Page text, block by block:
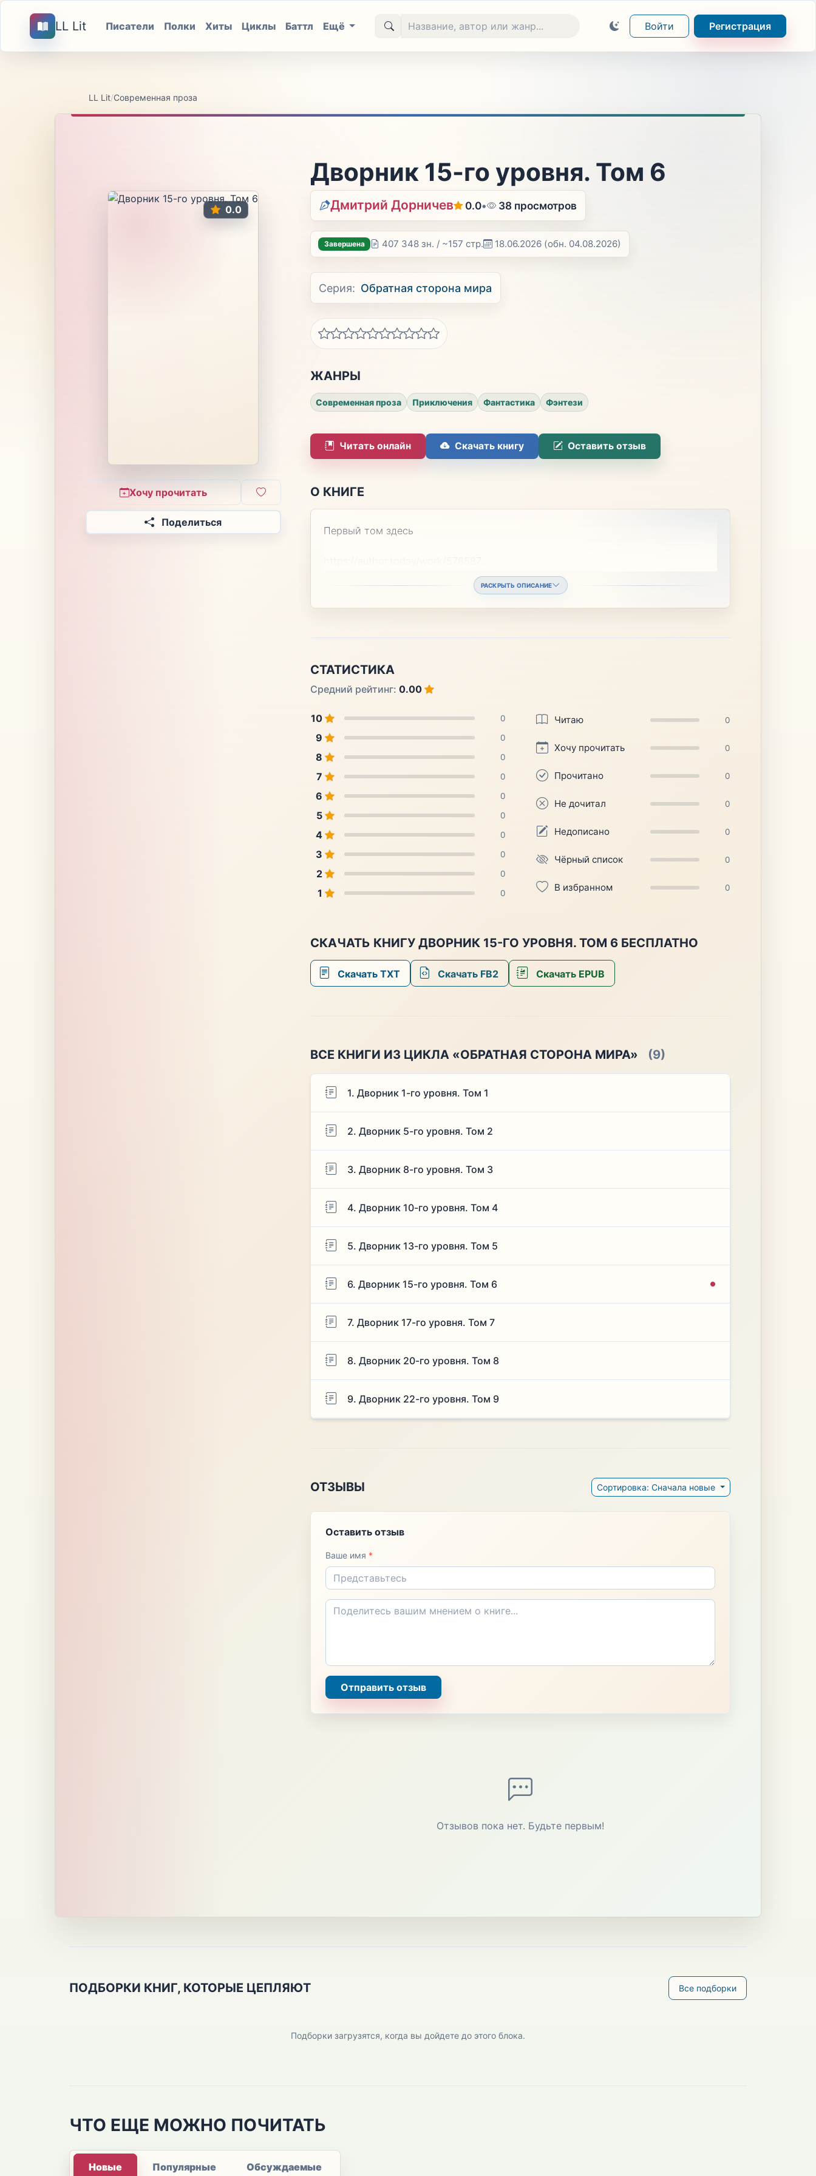
LL Lit Писатели Полки Хиты Циклы Баттл Ещё Войти Регистрация
LL Lit/Современная проза
0.0
Хочу прочитать
Поделиться
Дворник 15-го уровня. Том 6
Дмитрий Дорничев 0.0• 38 просмотров
Завершена 407 348 зн. / ~157 стр. 18.06.2026 (обн. 04.08.2026)
Серия: Обратная сторона мира
ЖАНРЫ
Современная проза Приключения Фантастика Фэнтези
Читать онлайн Скачать книгу Оставить отзыв
О КНИГЕ
Первый том здесь
РАСКРЫТЬ ОПИСАНИЕ
СТАТИСТИКА
Средний рейтинг: 0.00
10 0
9 0
8 0
7 0
6 0
5 0
4 0
3 0
2 0
1 0
Читаю 0
Хочу прочитать 0
Прочитано 0
Не дочитал 0
Недописано 0
Чёрный список 0
В избранном 0
СКАЧАТЬ КНИГУ ДВОРНИК 15-ГО УРОВНЯ. ТОМ 6 БЕСПЛАТНО
Скачать TXT Скачать FB2 Скачать EPUB
ВСЕ КНИГИ ИЗ ЦИКЛА «ОБРАТНАЯ СТОРОНА МИРА» (9)
1. Дворник 1-го уровня. Том 1
2. Дворник 5-го уровня. Том 2
3. Дворник 8-го уровня. Том 3
4. Дворник 10-го уровня. Том 4
5. Дворник 13-го уровня. Том 5
6. Дворник 15-го уровня. Том 6
7. Дворник 17-го уровня. Том 7
8. Дворник 20-го уровня. Том 8
9. Дворник 22-го уровня. Том 9
ОТЗЫВЫ Сортировка: Сначала новые
Оставить отзыв
Ваше имя *
Отправить отзыв
Отзывов пока нет. Будьте первым!
ПОДБОРКИ КНИГ, КОТОРЫЕ ЦЕПЛЯЮТ Все подборки
Подборки загрузятся, когда вы дойдете до этого блока.
ЧТО ЕЩЕ МОЖНО ПОЧИТАТЬ
Новые Популярные Обсуждаемые